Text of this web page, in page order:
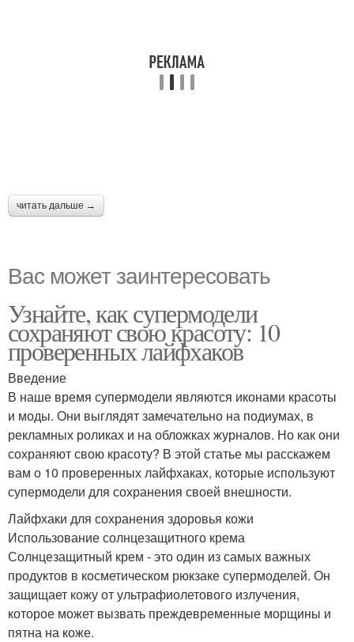
читать дальше →
Вас может заинтересовать
Узнайте, как супермодели
сохраняют свою красоту: 10
проверенных лайфхаков
Введение
В наше время супермодели являются иконами красоты
и моды. Они выглядят замечательно на подиумах, в
рекламных роликах и на обложках журналов. Но как они
сохраняют свою красоту? В этой статье мы расскажем
вам о 10 проверенных лайфхаках, которые используют
супермодели для сохранения своей внешности.
Лайфхаки для сохранения здоровья кожи
Использование солнцезащитного крема
Солнцезащитный крем - это один из самых важных
продуктов в косметическом рюкзаке супермоделей. Он
защищает кожу от ультрафиолетового излучения,
которое может вызвать преждевременные морщины и
пятна на коже.